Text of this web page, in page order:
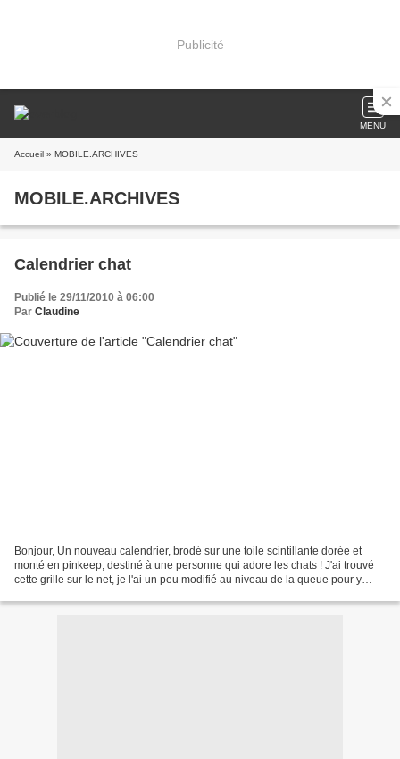
Publicité
MENU
Accueil » MOBILE.ARCHIVES
MOBILE.ARCHIVES
Calendrier chat
Publié le 29/11/2010 à 06:00
Par Claudine
Bonjour, Un nouveau calendrier, brodé sur une toile scintillante dorée et
monté en pinkeep, destiné à une personne qui adore les chats ! J'ai trouvé
cette grille sur le net, je l'ai un peu modifié au niveau de la queue pour y